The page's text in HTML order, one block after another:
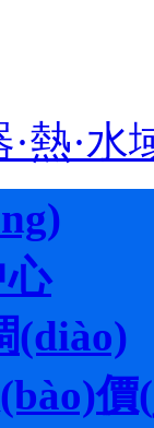
熱·水
心
(diào)